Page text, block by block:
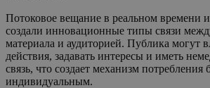
Потоковое вещание в реальном времени
создали инновационные типы связи
материала и аудиторией. Публика могут
действия, задавать интересы и иметь
связь, что создает механизм
индивидуальным.